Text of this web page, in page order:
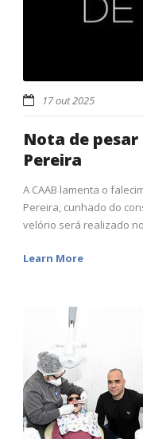
17 out 2025
Nota de pesar
Pereira
A CAAB lamenta o
Pereira, cunhado do
velório será realizado
Learn More